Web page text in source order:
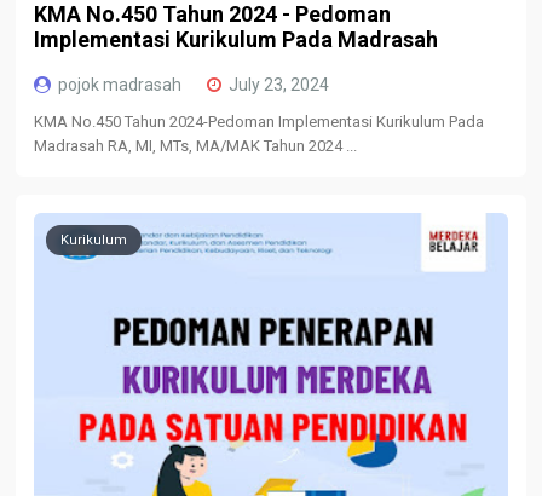
KMA No.450 Tahun 2024 - Pedoman
Implementasi Kurikulum Pada Madrasah
pojok madrasah July 23, 2024
KMA No.450 Tahun 2024-Pedoman Implementasi Kurikulum Pada
Madrasah RA, MI, MTs, MA/MAK Tahun 2024 ...
Kurikulum